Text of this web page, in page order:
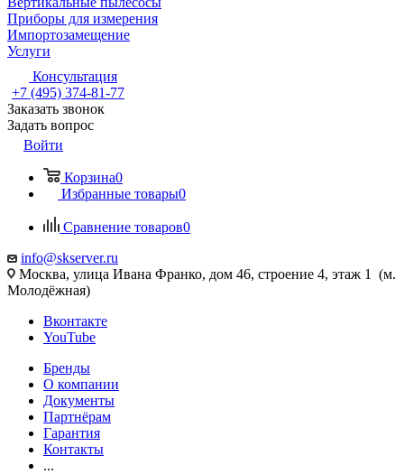
Приборы для измерения
Импортозамещение
Услуги
Консультация
+7 (495) 374-81-77
Заказать звонок
Задать вопрос
Войти
Корзина0
Избранные товары0
Сравнение товаров0
info@skserver.ru
Москва, улица Ивана Франко, дом 46, строение 4, этаж 1 (м.
Молодёжная)
Вконтакте
YouTube
Бренды
О компании
Документы
Партнёрам
Гарантия
Контакты
...